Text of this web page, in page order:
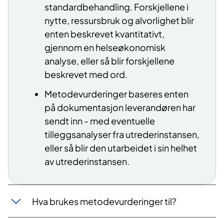
standardbehandling. Forskjellene i
nytte, ressursbruk og alvorlighet blir
enten beskrevet kvantitativt,
gjennom en helseøkonomisk
analyse, eller så blir forskjellene
beskrevet med ord.
Metodevurderinger baseres enten
på dokumentasjon leverandøren har
sendt inn - med eventuelle
tilleggsanalyser fra utrederinstansen,
eller så blir den utarbeidet i sin helhet
av utrederinstansen.
Hva brukes metodevurderinger til?